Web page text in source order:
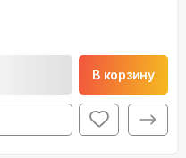
В корзину